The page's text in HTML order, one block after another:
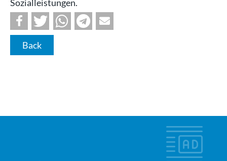
Sozialleistungen.
Back